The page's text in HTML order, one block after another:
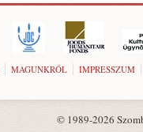
MAGUNKRÓL IMPRESSZUM
© 1989-2026